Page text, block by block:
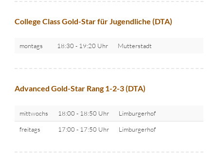
College Class Gold-Star für Jugendliche (DTA)
montags 18:30 - 19:20 Uhr Mutterstadt
Advanced Gold-Star Rang 1-2-3 (DTA)
mittwochs 18:00 - 18:50 Uhr Limburgerhof
freitags 17:00 - 17:50 Uhr Limburgerhof